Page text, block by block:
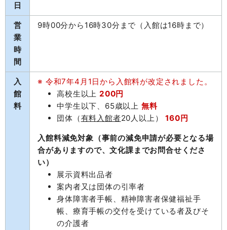
日
営
業
時
間
9時00分から16時30分まで（入館は16時まで）
入
館
料
※ 令和7年4月1日から入館料が改定されました。
高校生以上 200円
中学生以下、65歳以上 無料
団体（有料入館者20人以上）160円
入館料減免対象（事前の減免申請が必要となる場
合がありますので、文化課までお問合せくださ
い）
展示資料出品者
案内者又は団体の引率者
身体障害者手帳、精神障害者保健福祉手
帳、療育手帳の交付を受けている者及びそ
の介護者